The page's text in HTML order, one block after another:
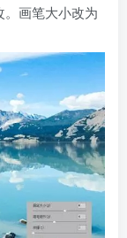
画笔大小改为